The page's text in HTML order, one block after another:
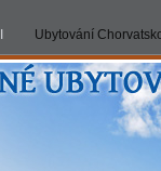
Ubytování